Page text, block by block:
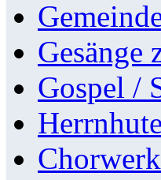
Gesänge
Gospel /